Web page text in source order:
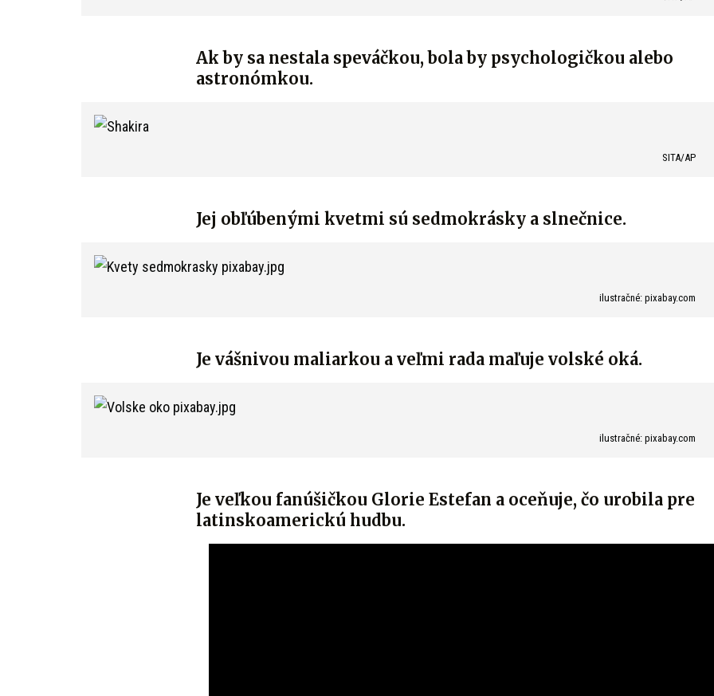
Ak by sa nestala speváčkou, bola by psychologičkou alebo
astronómkou.
SITA/AP
Jej obľúbenými kvetmi sú sedmokrásky a slnečnice.
ilustračné: pixabay.com
Je vášnivou maliarkou a veľmi rada maľuje volské oká.
ilustračné: pixabay.com
Je veľkou fanúšičkou Glorie Estefan a oceňuje, čo urobila pre
latinskoamerickú hudbu.